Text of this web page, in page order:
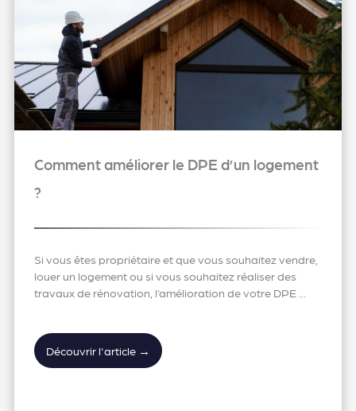
Comment améliorer le DPE d’un logement
?
Si vous êtes propriétaire et que vous souhaitez vendre,
louer un logement ou si vous souhaitez réaliser des
travaux de rénovation, l’amélioration de votre DPE ...
Découvrir l'article →